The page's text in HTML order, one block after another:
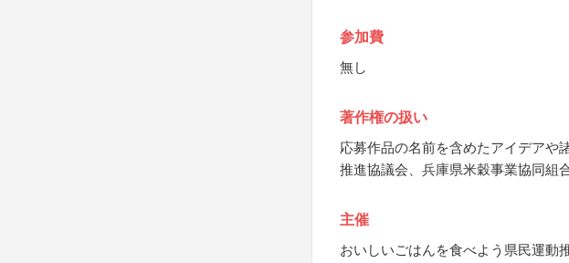
参加費
無し
著作権の扱い
応募作品の名前を含めたアイデアや
推進協議会、兵庫県米穀事業協同組
主催
おいしいごはんを食べよう県民運動